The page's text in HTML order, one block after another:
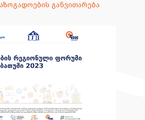
განვითარება